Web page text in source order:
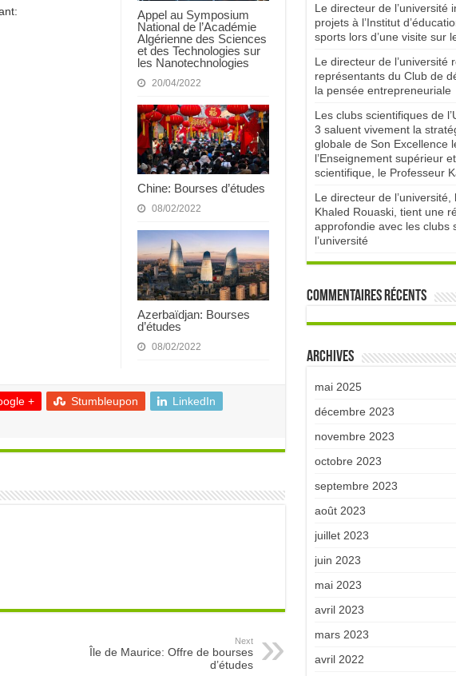
Appel au Symposium
National de l’Académie
Algérienne des Sciences
et des Technologies sur
les Nanotechnologies
20/04/2022
Chine: Bourses d’études
08/02/2022
Azerbaïdjan: Bourses
d’études
08/02/2022
+ Stumbleupon
LinkedIn
Next
Île de Maurice: Offre de bourses
d’études
Le directeur de l’université
projets à l’Institut
sports lors d’une visite sur
Le directeur de l’université
représentants du Club de
la pensée entrepreneuriale
Les clubs scientifiques de
3 saluent vivement la
globale de Son Excellence
l’Enseignement supérieur
scientifique, le Professeur
Le directeur de
Khaled Rouaski, tient une
approfondie avec les clubs
l’université
Commentaires récents
Archives
mai 2025
décembre 2023
novembre 2023
octobre 2023
septembre 2023
août 2023
juillet 2023
juin 2023
mai 2023
avril 2023
mars 2023
avril 2022